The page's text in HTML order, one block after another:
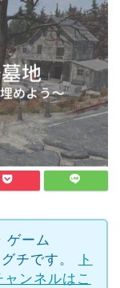
ゲーム
チです。
ト
ャンネルはこ